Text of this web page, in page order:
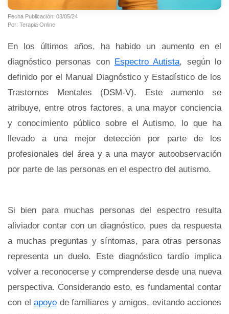
Fecha Publicación: 03/05/24
Por: Terapia Online
En los últimos años, ha habido un aumento en el
diagnóstico personas con Espectro Autista, según lo
definido por el Manual Diagnóstico y Estadístico de los
Trastornos Mentales (DSM-V). Este aumento se
atribuye, entre otros factores, a una mayor conciencia
y conocimiento público sobre el Autismo, lo que ha
llevado a una mejor detección por parte de los
profesionales del área y a una mayor autoobservación
por parte de las personas en el espectro del autismo.
Si bien para muchas personas del espectro resulta
aliviador contar con un diagnóstico, pues da respuesta
a muchas preguntas y síntomas, para otras personas
representa un duelo. Este diagnóstico tardío implica
volver a reconocerse y comprenderse desde una nueva
perspectiva. Considerando esto, es fundamental contar
con el apoyo de familiares y amigos, evitando acciones